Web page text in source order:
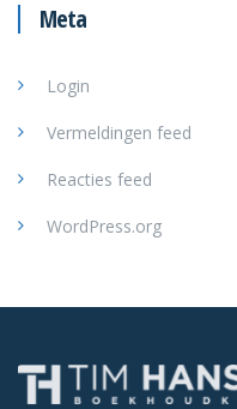
Meta
Login
Vermeldingen feed
Reacties feed
WordPress.org